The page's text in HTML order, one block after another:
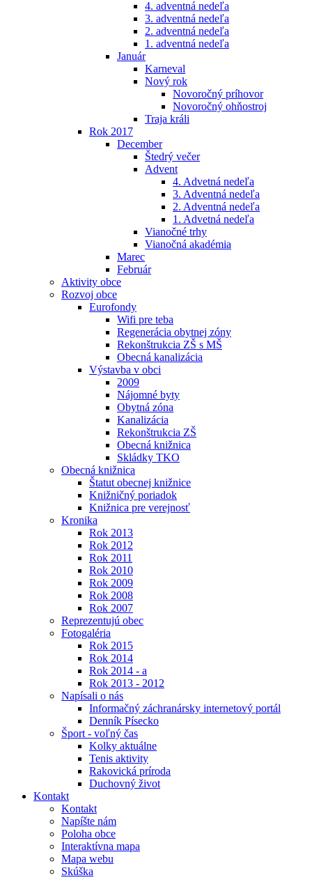
4. adventná nedeľa
3. adventná nedeľa
2. adventná nedeľa
1. adventná nedeľa
Január
Karneval
Nový rok
Novoročný príhovor
Novoročný ohňostroj
Traja králi
Rok 2017
December
Štedrý večer
Advent
4. Advetná nedeľa
3. Adventná nedeľa
2. Adventná nedeľa
1. Advetná nedeľa
Vianočné trhy
Vianočná akadémia
Marec
Február
Aktivity obce
Rozvoj obce
Eurofondy
Wifi pre teba
Regenerácia obytnej zóny
Rekonštrukcia ZŠ s MŠ
Obecná kanalizácia
Výstavba v obci
2009
Nájomné byty
Obytná zóna
Kanalizácia
Rekonštrukcia ZŠ
Obecná knižnica
Skládky TKO
Obecná knižnica
Štatut obecnej knižnice
Knižničný poriadok
Knižnica pre verejnosť
Kronika
Rok 2013
Rok 2012
Rok 2011
Rok 2010
Rok 2009
Rok 2008
Rok 2007
Reprezentujú obec
Fotogaléria
Rok 2015
Rok 2014
Rok 2014 - a
Rok 2013 - 2012
Napísali o nás
Informačný záchranársky internetový portál
Denník Písecko
Šport - voľný čas
Kolky aktuálne
Tenis aktivity
Rakovická príroda
Duchovný život
Kontakt
Kontakt
Napíšte nám
Poloha obce
Interaktívna mapa
Mapa webu
Skúška